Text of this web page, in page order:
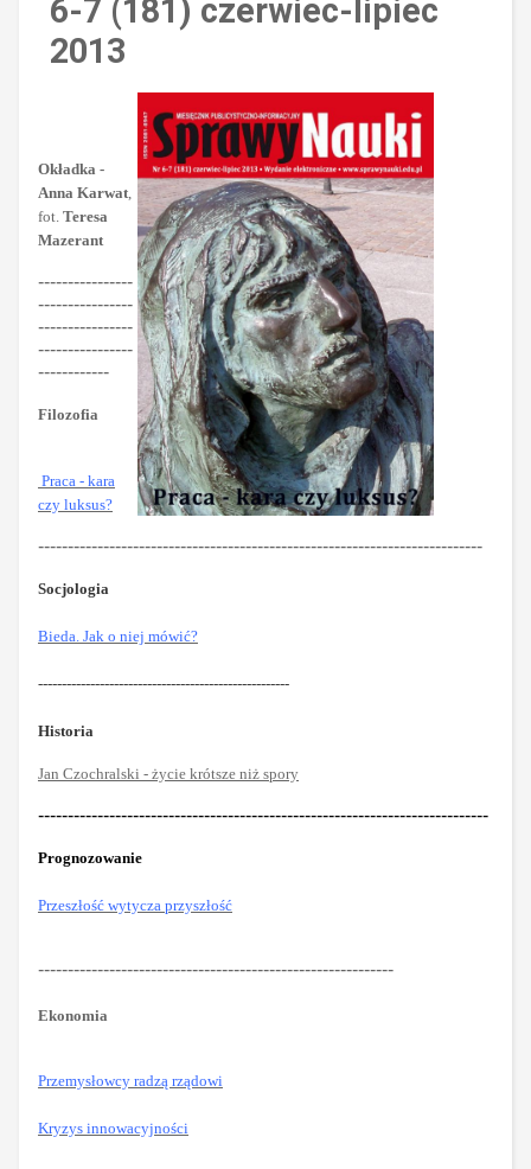
6-7 (181) czerwiec-lipiec
2013
Okładka -
Anna Karwat
fot. Teresa
Mazerant
----------------
----------------
----------------
----------------
------------
Filozofia
Praca - kara
czy luksus?
---------------------------------------------------------------------------
Socjologia
Bieda. Jak o niej mówić?
-----------------------------------------------------
Historia
Jan Czochralski - życie krótsze niż spory
----------------------------------------------------------------------------
Prognozowanie
Przeszłość wytycza przyszłość
------------------------------------------------------------
Ekonomia
Przemysłowcy radzą rządowi
Kryzys innowacyjności